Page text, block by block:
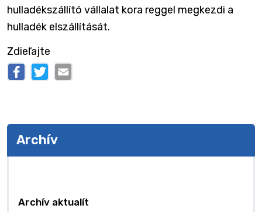
hulladékszállító vállalat kora reggel megkezdi a
hulladék elszállítását.
Zdieľajte
Archív
Archív aktualít